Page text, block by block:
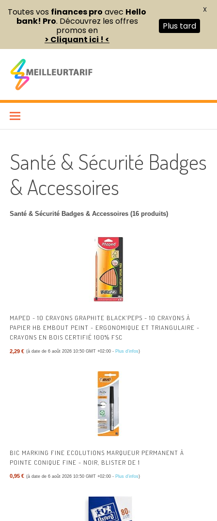
contenu
Meilleur Tarif
Santé & Sécurité Badges
& Accessoires
Santé & Sécurité Badges & Accessoires (16 produits)
MAPED - 10 CRAYONS GRAPHITE BLACK’PEPS - 10 CRAYONS À
PAPIER HB EMBOUT PEINT - ERGONOMIQUE ET TRIANGULAIRE -
CRAYONS EN BOIS CERTIFIÉ 100% FSC
2,29 € (à date de 6 août 2026 10:50 GMT +02:00 - Plus d’infos)
BIC MARKING FINE ECOLUTIONS MARQUEUR PERMANENT À
POINTE CONIQUE FINE - NOIR, BLISTER DE 1
0,95 € (à date de 6 août 2026 10:50 GMT +02:00 - Plus d’infos)
Toutes vos finances pro avec Hello
bank! Pro. Découvrez les offres
promos en
> Cliquant ici ! <
Plus tard
X